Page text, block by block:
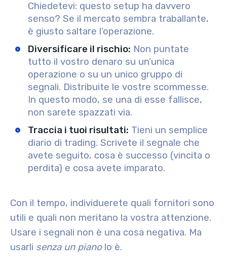
Chiedetevi: questo setup ha davvero
senso? Se il mercato sembra traballante,
è giusto saltare l’operazione.
Diversificare il rischio: Non puntate
tutto il vostro denaro su un’unica
operazione o su un unico gruppo di
segnali. Distribuite le vostre scommesse.
In questo modo, se una di esse fallisce,
non sarete spazzati via.
Traccia i tuoi risultati: Tieni un semplice
diario di trading. Scrivete il segnale che
avete seguito, cosa è successo (vincita o
perdita) e cosa avete imparato.
Con il tempo, individuerete quali fornitori sono
utili e quali non meritano la vostra attenzione.
Usare i segnali non è una cosa negativa. Ma
usarli senza un pianolo è.